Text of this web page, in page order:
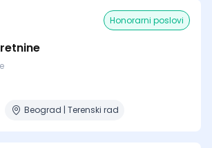
Honorarni poslovi
Beograd | Terenski rad